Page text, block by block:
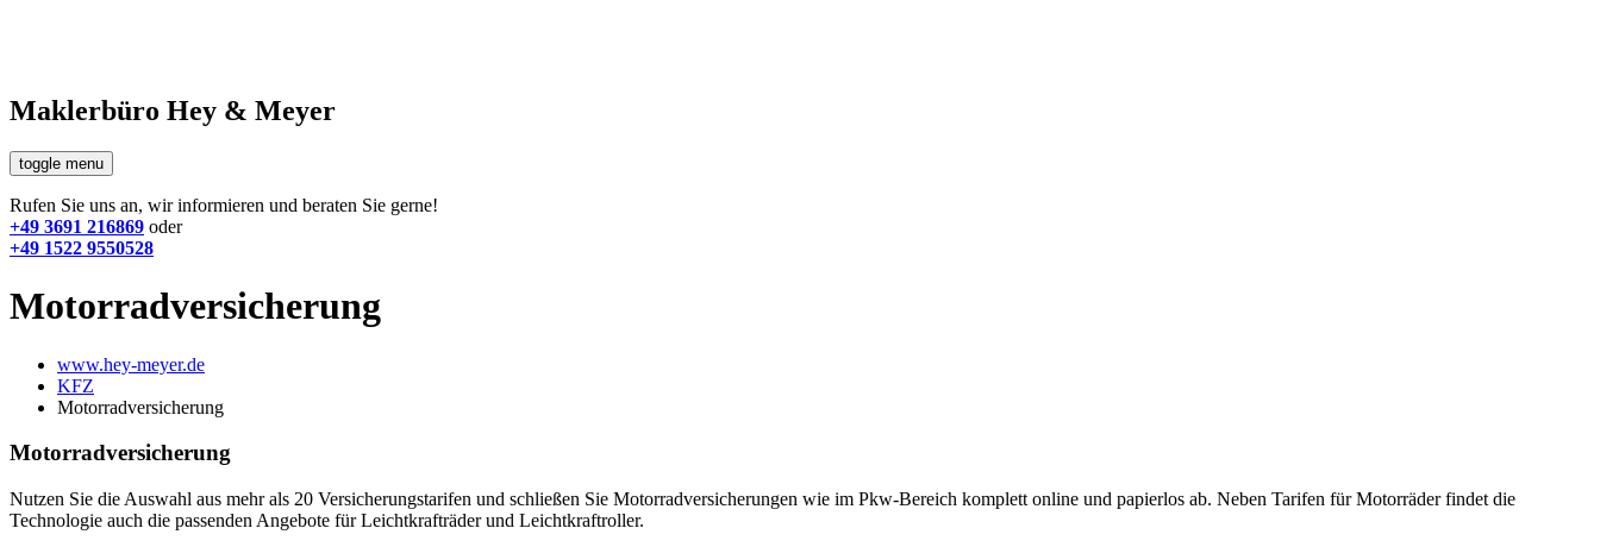
Maklerbüro Hey & Meyer
toggle menu
Rufen Sie uns an, wir informieren und beraten Sie gerne!
+49 3691 216869 oder
+49 1522 9550528
Motorradversicherung
www.hey-meyer.de
KFZ
Motorradversicherung
Motorradversicherung
Nutzen Sie die Auswahl aus mehr als 20 Versicherungstarifen und schließen Sie Motorradversicherungen wie im Pkw-Bereich komplett online und papierlos ab. Neben Tarifen für Motorräder findet die
Technologie auch die passenden Angebote für Leichtkrafträder und Leichtkraftroller.